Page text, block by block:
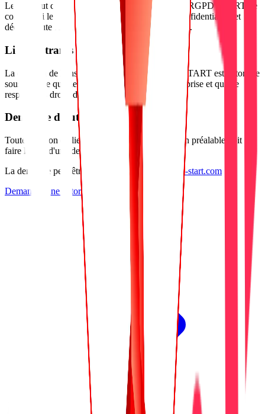
Le site peut contenir des liens vers des sites tiers. RGPD START ne
contrôle ni leur contenu, ni leurs politiques de confidentialité, et
décline toute responsabilité quant à leur utilisation.
Liens entrants
La création de liens pointant vers le site RGPD START est autorisée
sous réserve qu'elle n'altère pas l'image de l'entreprise et qu'elle
respecte les droits de propriété intellectuelle.
Demande d'autorisation
Toute création de lien nécessitant une autorisation préalable doit
faire l'objet d'une demande formelle.
La demande peut être adressée à :
contact@rgpd-start.com
Demander une autorisation